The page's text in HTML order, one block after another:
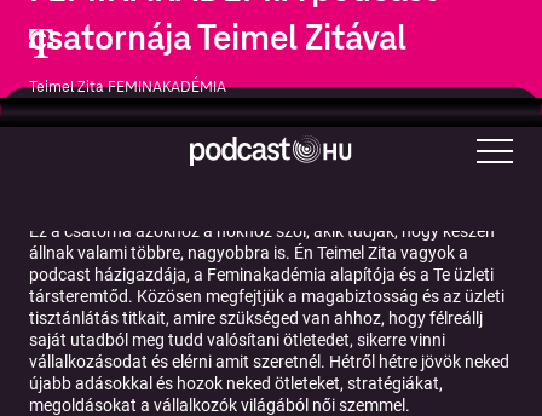
csatornája Teimel Zitával
Teimel Zita FEMINAKADÉMIA
Ez a csatorna azokhoz a nőkhöz szól, akik tudják, hogy készen
állnak valami többre, nagyobbra is. Én Teimel Zita vagyok a
podcast házigazdája, a Feminakadémia alapítója és a Te üzleti
társteremtőd. Közösen megfejtjük a magabiztosság és az üzleti
tisztánlátás titkait, amire szükséged van ahhoz, hogy félreállj
saját utadból meg tudd valósítani ötletedet, sikerre vinni
vállalkozásodat és elérni amit szeretnél. Hétről hétre jövök neked
újabb adásokkal és hozok neked ötleteket, stratégiákat,
megoldásokat a vállalkozók világából női szemmel.